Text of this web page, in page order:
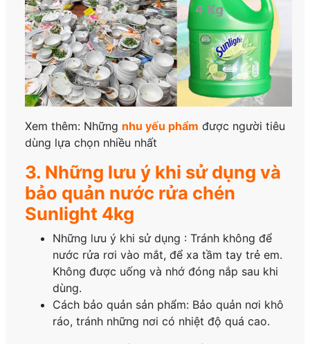
Xem thêm: Những nhu yếu phẩm được người tiêu
dùng lựa chọn nhiều nhất
3. Những lưu ý khi sử dụng và
bảo quản nước rửa chén
Sunlight 4kg
Những lưu ý khi sử dụng : Tránh không để
nước rửa rơi vào mắt, để xa tầm tay trẻ em.
Không được uống và nhớ đóng nắp sau khi
dùng.
Cách bảo quản sản phẩm: Bảo quản nơi khô
ráo, tránh những nơi có nhiệt độ quá cao.